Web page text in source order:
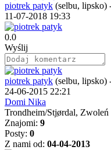
piotrek patyk (selbu, lipsko)
11-07-2018 19:33
0.0
Wyślij
piotrek patyk (selbu, lipsko)
24-06-2015 22:21
Domi Nika
Trondheim/Stjørdal, Zwoleń
Znajomi: 9
Posty: 0
Z nami od: 04-04-2013